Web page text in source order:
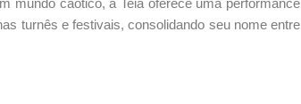
turnês e festivais, consolidando seu nome entre